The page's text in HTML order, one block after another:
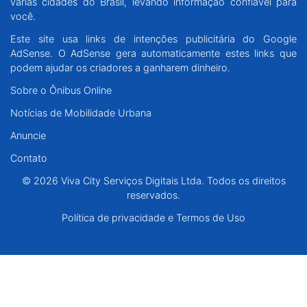
Rio Grande do Sul
Centro-Oeste
Nordeste
Norte
© 2026 Viva City Serviços Digitais Ltda. Todos os direitos reservados.
você.
Este site usa links de intenções publicitária do Google
AdSense. O AdSense gera automaticamente estes links que
podem ajudar os criadores a ganharem dinheiro.
Sobre o Ônibus Online
Notícias de Mobilidade Urbana
Anuncie
Contato
© 2026 Viva City Serviços Digitais Ltda. Todos os direitos
reservados.
Política de privacidade e Termos de Uso